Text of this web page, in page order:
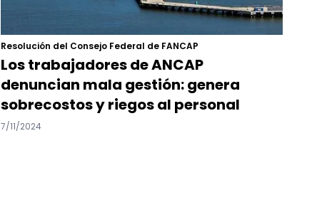
Resolución del Consejo Federal de FANCAP
Los trabajadores de ANCAP
denuncian mala gestión: genera
sobrecostos y riegos al personal
7/11/2024